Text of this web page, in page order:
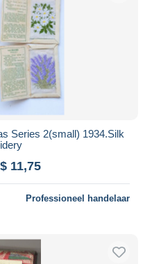
Series 2(small) 1934.Silk
11,75
Professioneel handelaar